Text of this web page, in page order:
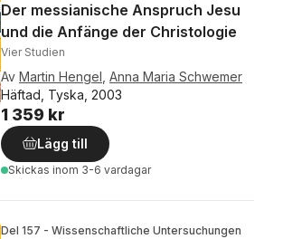
Der messianische Anspruch Jesu
und die Anfänge der Christologie
Vier Studien
Av Martin Hengel Anna Maria Schwemer
Häftad, Tyska, 2003
1 359 kr
Lägg till
Skickas inom 3-6 vardagar
Del 157 - Wissenschaftliche Untersuchungen